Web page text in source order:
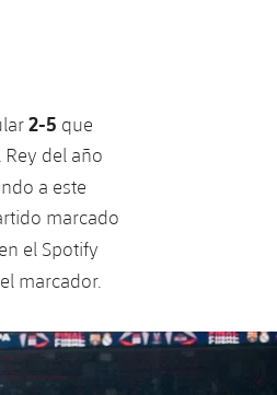
2-5 que
del año
a este
marcado
el Spotify
marcador.